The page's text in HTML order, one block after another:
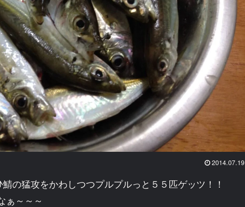
2014.07.19
の猛攻をかわしつつプルプルっと５５匹ゲッツ！！
ぁ～～～